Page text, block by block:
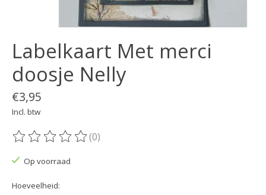
Labelkaart Met merci
doosje Nelly
€3,95
Incl. btw
De beoordeling van dit product is
(0)
Op voorraad
Hoeveelheid: